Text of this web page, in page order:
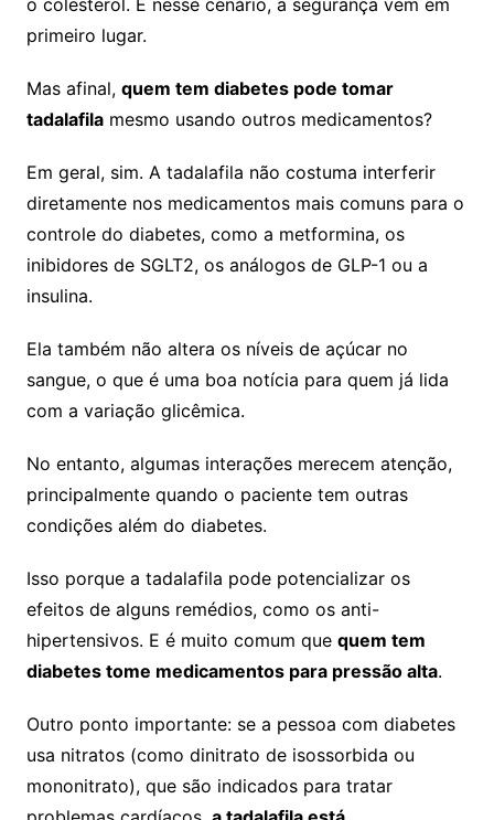
o colesterol. E nesse cenário, a segurança vem em
primeiro lugar.
Mas afinal, quem tem diabetes pode tomar
tadalafilamesmo usando outros medicamentos?
Em geral, sim. A tadalafila não costuma interferir
diretamente nos medicamentos mais comuns para o
controle do diabetes, como a metformina, os
inibidores de SGLT2, os análogos de GLP-1 ou a
insulina.
Ela também não altera os níveis de açúcar no
sangue, o que é uma boa notícia para quem já lida
com a variação glicêmica.
No entanto, algumas interações merecem atenção,
principalmente quando o paciente tem outras
condições além do diabetes.
Isso porque a tadalafila pode potencializar os
efeitos de alguns remédios, como os anti-
hipertensivos. E é muito comum que quem tem
diabetes tome medicamentos para pressão alta.
Outro ponto importante: se a pessoa com diabetes
usa nitratos (como dinitrato de isossorbida ou
mononitrato), que são indicados para tratar